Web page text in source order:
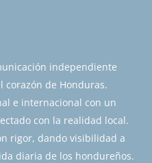
independiente
corazón de Honduras.
e internacional con un
con la realidad local.
rigor, dando visibilidad a
diaria de los hondureños.